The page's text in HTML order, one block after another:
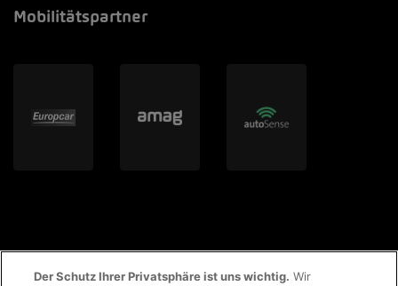
Mobilitätspartner
Der Schutz Ihrer Privatsphäre ist uns wichtig. Wir